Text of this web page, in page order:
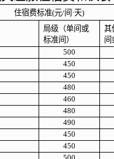
住宿费标准(元/间·天)
局级（单间或
标准间）
其
间
500
450
450
480
460
480
490
450
450